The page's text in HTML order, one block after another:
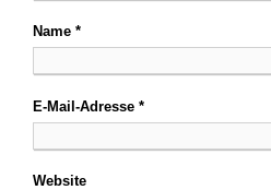
Name *
E-Mail-Adresse *
Website